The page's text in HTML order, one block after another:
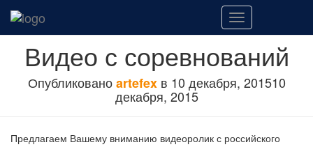
Переключить
Видео с соревнований
Опубликованоartefexв 10 декабря, 201510
декабря, 2015
Предлагаем Вашему вниманию видеоролик с российского